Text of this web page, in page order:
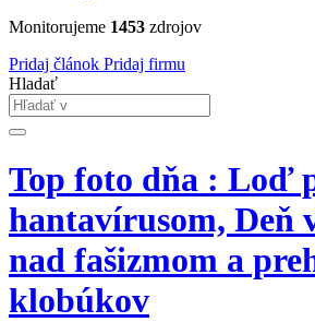
Monitorujeme 1453 zdrojov
Pridaj článok Pridaj firmu
Hladať
Top foto dňa : Loď
hantavírusom, Deň
nad fašizmom a
klobúkov